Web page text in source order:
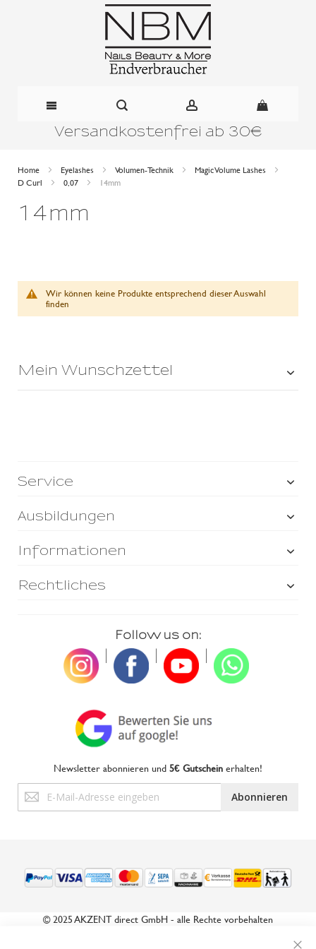
Versandkostenfrei ab 30€
Home Eyelashes Volumen-Technik
Magic Volume Lashes
D Curl
0,07 14mm
14mm
Wir können keine Produkte entsprechend dieser Auswahl
finden
Mein Wunschzettel
Service
Ausbildungen
Informationen
Rechtliches
Follow us on:
Newsletter abonnieren und5€ Gutscheinerhalten!
Anmeldung
zum
Abonnieren
© 2025 AKZENT direct GmbH - alle Rechte vorbehalten